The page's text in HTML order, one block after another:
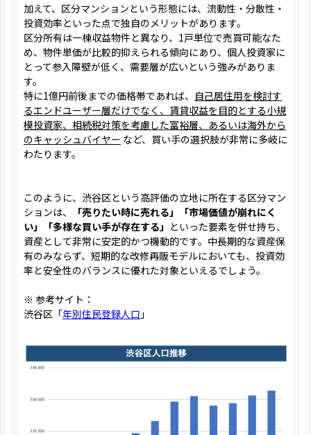
加えて、区分マンションという形態には、流動性・分散性・
投資効率といった点で独自のメリットがあります。
区分所有は一棟収益物件と異なり、1戸単位で売買可能なた
め、物件単価が比較的抑えられる傾向にあり、個人投資家に
とって参入障壁が低く、需要層が広いという強みがありま
す。
特に1億円前後までの価格帯であれば、 自己居住用を検討す
るエンドユーザー層だけでなく、賃貸収益を目的とする小規
模投資家、相続税対策を考慮した富裕層、あるいは海外から
のキャッシュバイヤー など、買い手の選択肢が非常に多岐に
わたります。
このように、渋谷区という高評価の立地に所在する区分マン
ションは、
「売りたい時に売れる」「市場価値が崩れにく
い」「多様な買い手が存在する」 といった要素を併せ持ち、
資産として非常に安定的かつ機動的です。中長期的な資産保
有のみならず、短期的な改修再販モデルにおいても、投資効
率と安全性のバランスに優れた対象といえるでしょう。
※ 参考サイト：
渋谷区「年別住民登録人口 」